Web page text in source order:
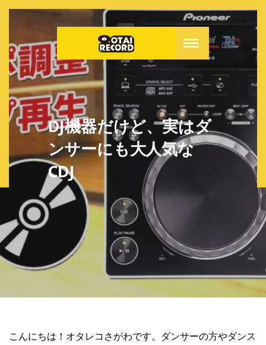
DJ機器だけど、実はダ
ンサーにも大人気な
CDJ
こんにちは！オタレコさがわです。ダンサーの方やダンス